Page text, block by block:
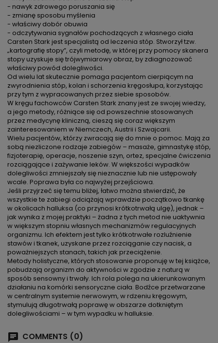
- nawyk zdrowego poruszania się
- zmianę sposobu myślenia
- właściwy dobór obuwia
- odczytywania sygnałów pochodzących z własnego ciała
Carsten Stark jest specjalistą od leczenia stóp. Stworzył tzw.
„kartografię stopy”, czyli metodę, w której przy pomocy skanera
stopy uzyskuje się trójwymiarowy obraz, by zdiagnozować
właściwy powód dolegliwości.
Od wielu lat skutecznie pomaga pacjentom cierpiącym na
zwyrodnienia stóp, kolan i schorzenia kręgosłupa, korzystając
przy tym z wypracowanych przez siebie sposobów.
W kręgu fachowców Carsten Stark znany jest ze swojej wiedzy,
a jego metody, różniące się od powszechnie stosowanych
przez medycynę kliniczną, cieszą się coraz większym
zainteresowaniem w Niemczech, Austrii i Szwajcarii.
Wielu pacjentów, którzy zwracają się do mnie o pomoc. Mają za
sobą niezliczone rodzaje zabiegów – masaże, gimnastykę stóp,
fizjoterapię, operacje, noszenie szyn, ortez, specjalne ćwiczenia
rozciągające i zażywanie leków. W większości wypadków
dolegliwości zmniejszały się nieznacznie lub nie ustępowały
wcale. Poprawa była co najwyżej przejściowa.
Jeśli przyjrzeć się temu bliżej, łatwo można stwierdzić, że
wszystkie te zabiegi odciążają wprawdzie początkowo tkankę
w okolicach halluksa (co przynosi krótkotrwałą ulgę), jednak –
jak wynika z mojej praktyki – żadna z tych metod nie uaktywnia
w większym stopniu własnych mechanizmów regulacyjnych
organizmu. Ich efektem jest tylko krótkotrwałe rozluźnienie
stawów i tkanek, uzyskane przez rozciąganie czy nacisk, a
poważniejszych stanach, takich jak przeciążenie.
Metody holistyczne, których stosowanie proponuję w tej książce,
pobudzają organizm do aktywności w zgodzie z naturą w
sposób sensowny i trwały. Ich rola polega na ukierunkowanym
działaniu na komórki sensoryczne ciała. Bodźce przetwarzane
w centralnym systemie nerwowym, w rdzeniu kręgowym,
stymulują długotrwałą poprawę w obszarze dotkniętym
dolegliwościami – w tym wypadku w halluksie.
COMMENTS (0)